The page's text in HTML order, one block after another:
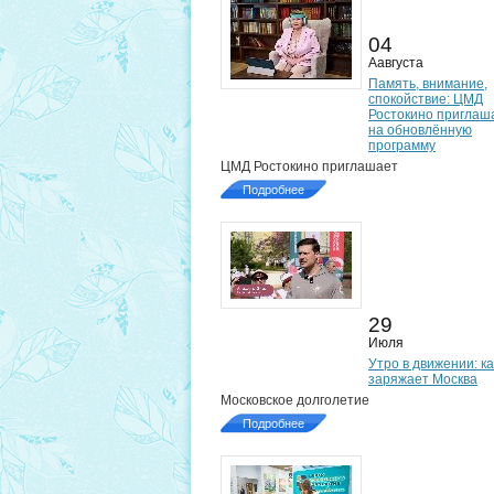
04
Аавгуста
Память, внимание,
спокойствие: ЦМД
Ростокино
на обновлённую
программу
ЦМД Ростокино приглашает
Подробнее
29
Июля
Утро в движении:
заряжает Москва
Московское долголетие
Подробнее